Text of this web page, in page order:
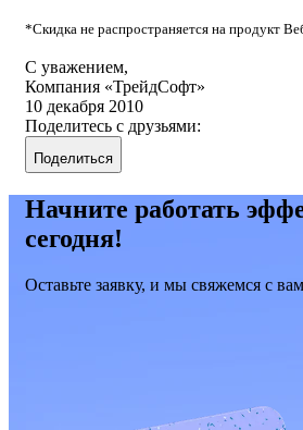
*Скидка не распространяется на продукт
С уважением,
Компания «ТрейдСофт»
10 декабря 2010
Поделитесь с друзьями:
Поделиться
Начните работать
сегодня!
Оставьте заявку, и мы свяжемся с